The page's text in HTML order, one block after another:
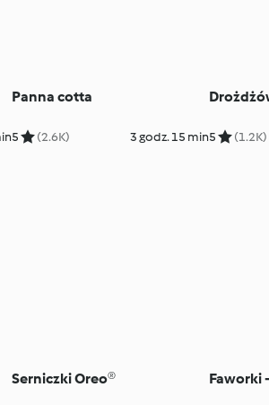
Panna cotta
5 (2.6K) 3 godz. 15 min5 (1.2K)
Serniczki Oreo® Faworki